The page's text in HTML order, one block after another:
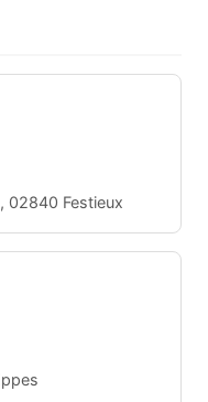
02840 Festieux